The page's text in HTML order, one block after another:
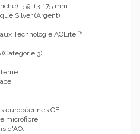
: 59-13-175 mm
Silver (Argent)
Technologie AOLite ™
3)
européennes CE
microfibre
d'AO.